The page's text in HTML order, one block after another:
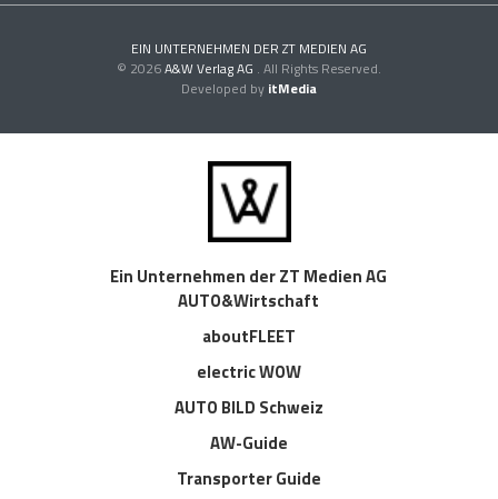
EIN UNTERNEHMEN DER ZT MEDIEN AG
© 2026A&W Verlag AG . All Rights Reserved.
Developed by itMedia
Ein Unternehmen der ZT Medien AG
AUTO&Wirtschaft
aboutFLEET
electric WOW
AUTO BILD Schweiz
AW-Guide
Transporter Guide